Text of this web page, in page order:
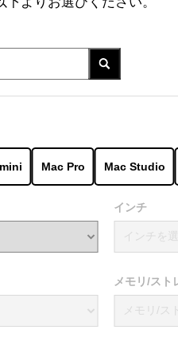
Mac Pro Mac Studio
インチ
メモリ/スト